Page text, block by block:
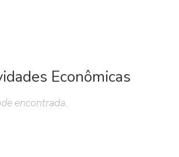
Econômicas
encontrada.